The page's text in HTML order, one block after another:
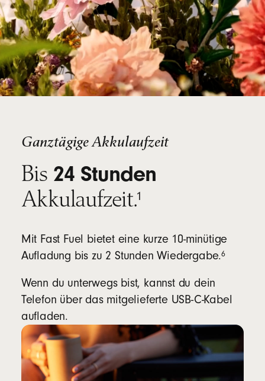
Ganztägige Akkulaufzeit
Bis24 Stunden
Akkulaufzeit.footnote
⁠⁠⁠1
Mit Fast Fuel bietet eine kurze 10-minütige
Aufladung bis zu 2 Stunden Wiedergabe.footnote
⁠⁠⁠6
Wenn du unterwegs bist, kannst du dein
Telefon über das mitgelieferte USB-C-Kabel
aufladen.